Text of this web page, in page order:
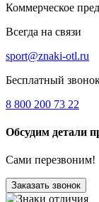
Коммерческое
Всегда на связи
sport@znaki-otl.ru
Бесплатный
8 800 200 73 22
Обсудим детали
Сами перезвоним!
Заказать звонок